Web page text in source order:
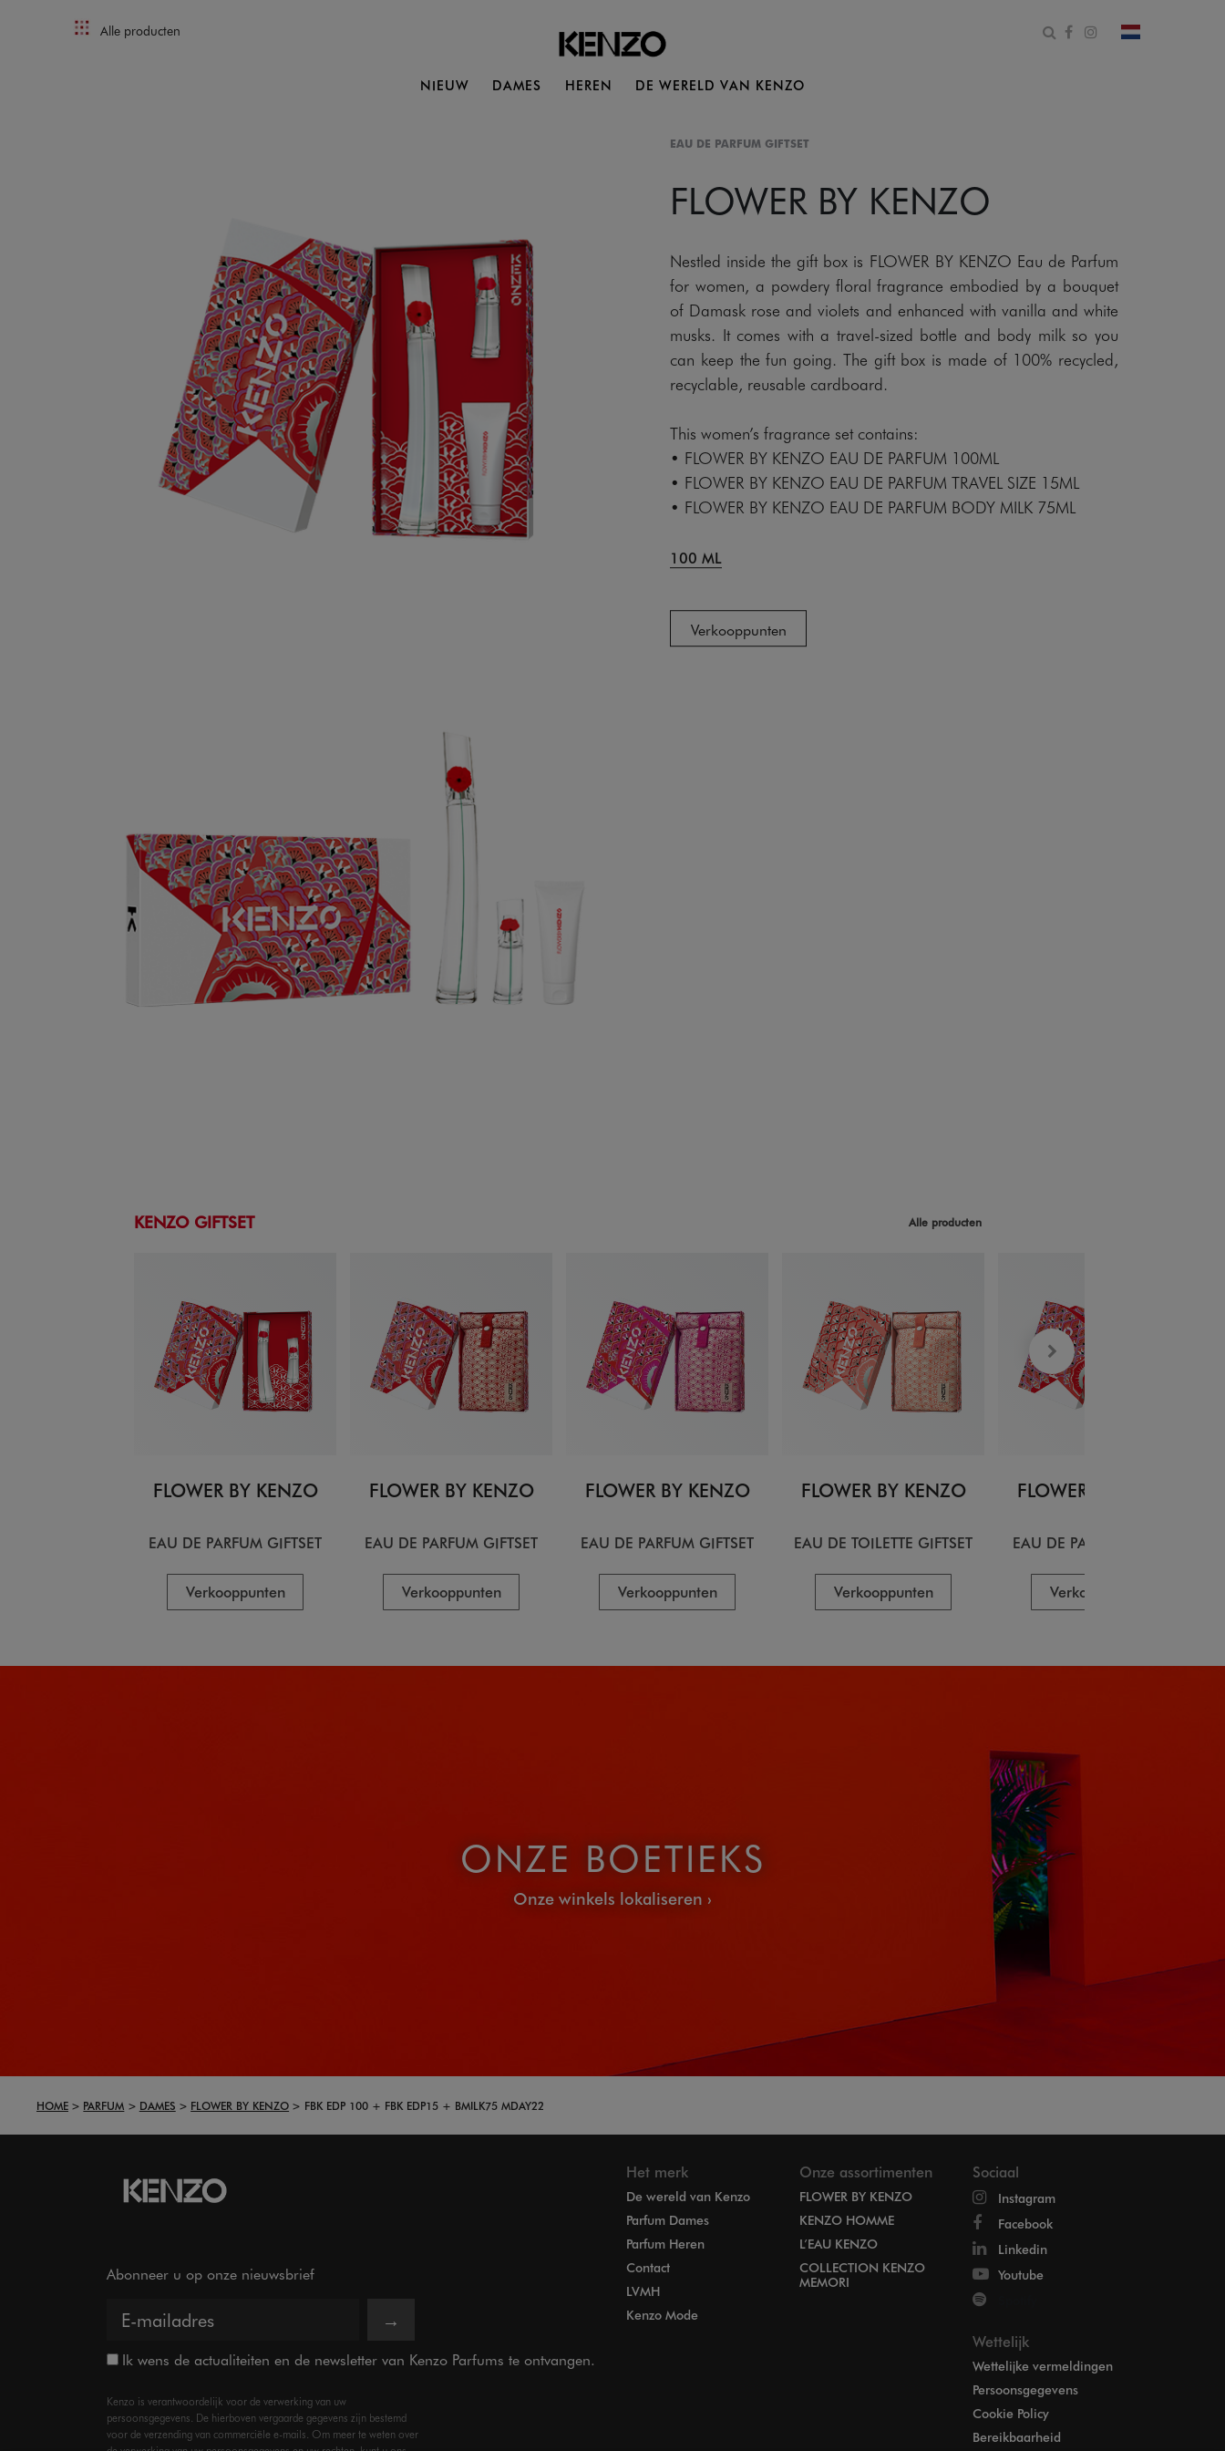
Alle producten Open zoekformulier
Facebook
Instagram
Verander
NIEUW DAMES HEREN DE WERELD VAN KENZO
EAU DE PARFUM GIFTSET
FLOWER BY KENZO
Nestled inside the gift box is FLOWER BY KENZO Eau de Parfum
for women, a powdery floral fragrance embodied by a bouquet
of Damask rose and violets and enhanced with vanilla and white
musks. It comes with a travel-sized bottle and body milk so you
can keep the fun going. The gift box is made of 100% recycled,
recyclable, reusable cardboard.
This women’s fragrance set contains:
• FLOWER BY KENZO EAU DE PARFUM 100ML
• FLOWER BY KENZO EAU DE PARFUM TRAVEL SIZE 15ML
• FLOWER BY KENZO EAU DE PARFUM BODY MILK 75ML
100 ML
Verkooppunten
KENZO GIFTSET Alle producten
FLOWER BY KENZO
EAU DE PARFUM GIFTSET
Verkooppunten
FLOWER BY KENZO
EAU DE PARFUM GIFTSET
Verkooppunten
FLOWER BY KENZO
EAU DE PARFUM GIFTSET
Verkooppunten
FLOWER BY KENZO
EAU DE TOILETTE GIFTSET
Verkooppunten
FLOWER BY KENZO
EAU DE PARFUM GIFTSET
Verkooppunten
ONZE BOETIEKS
Onze winkels lokaliseren
HOME PARFUM DAMES FLOWER BY KENZO FBK EDP 100 + FBK EDP15 + BMILK75 MDAY22
Abonneer u op onze nieuwsbrief
→
Ik wens de actualiteiten en de newsletter van Kenzo Parfums te ontvangen.
Kenzo is verantwoordelijk voor de verwerking van uw
persoonsgegevens. De hierboven vergaarde gegevens zijn bestemd
voor de verzending van commerciële e-mails. Om meer te weten over
Het merk
De wereld van Kenzo
Parfum Dames
Parfum Heren
Contact
LVMH
Kenzo Mode
Onze assortimenten
FLOWER BY KENZO
KENZO HOMME
L’EAU KENZO
COLLECTION KENZO
MEMORI
Sociaal
Instagram
Facebook
Linkedin
Youtube
Wettelijk
Wettelijke vermeldingen
Persoonsgegevens
Cookie Policy
Bereikbaarheid